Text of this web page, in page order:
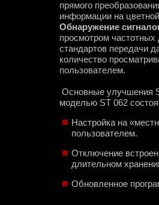
прямого
информации на
Обнаружение
просмотром
стандартов передачи
количество
пользователем.
Основные улучшения
моделью ST 062
Настройка на
пользователем.
Отключение
длительном
Обновленное